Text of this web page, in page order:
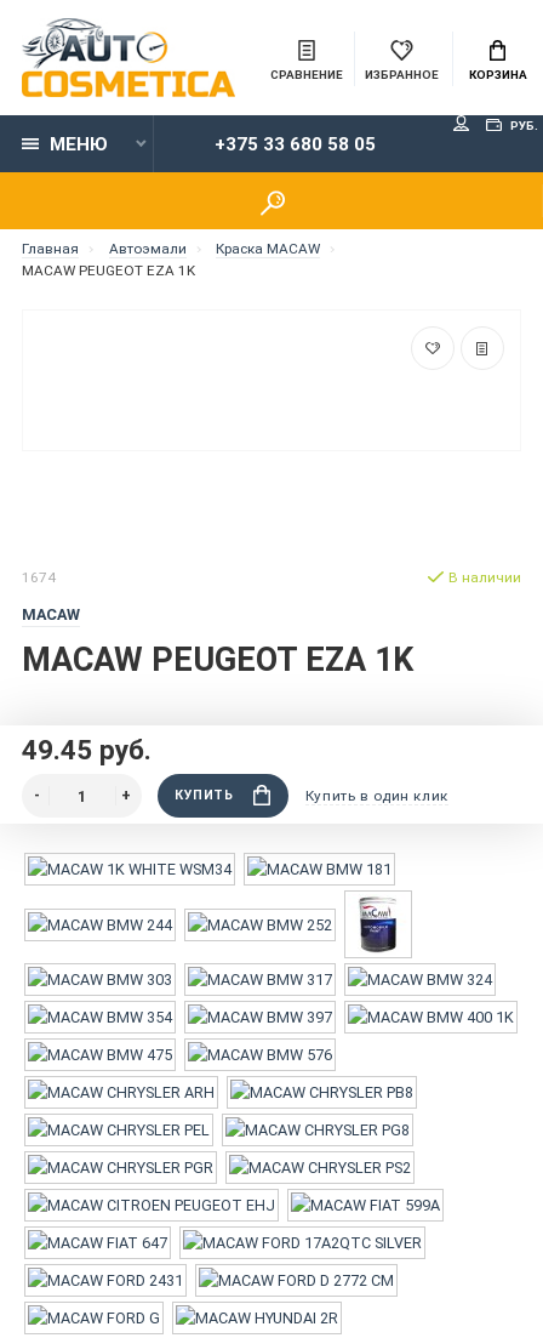
СРАВНЕНИЕ ИЗБРАННОЕ КОРЗИНА
МЕНЮ +375 33 680 58 05
РУБ.
Главная Автоэмали
Краска MACAW
MACAW PEUGEOT EZA 1K
1674
MACAW
MACAW PEUGEOT EZA 1K
В наличии
49.45 руб.
КУПИТЬ Купить в один клик